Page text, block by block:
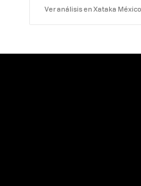
Ver análisis en Xataka México